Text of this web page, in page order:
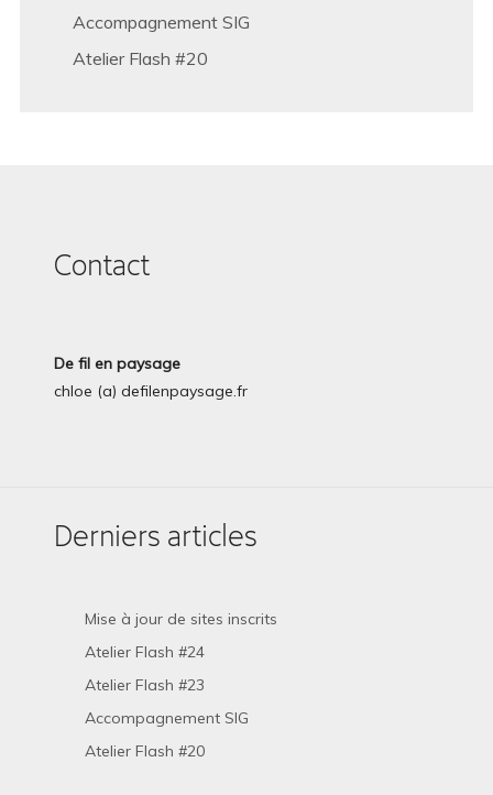
Accompagnement SIG
Atelier Flash #20
Contact
De fil en paysage
chloe (a) defilenpaysage.fr
Derniers articles
Mise à jour de sites inscrits
Atelier Flash #24
Atelier Flash #23
Accompagnement SIG
Atelier Flash #20